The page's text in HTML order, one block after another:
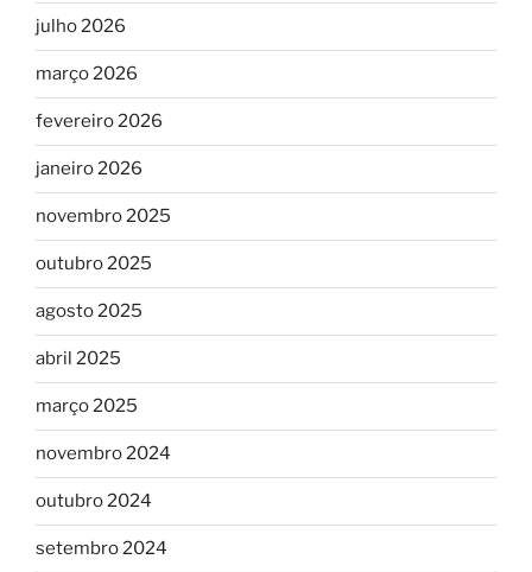
julho 2026
março 2026
fevereiro 2026
janeiro 2026
novembro 2025
outubro 2025
agosto 2025
abril 2025
março 2025
novembro 2024
outubro 2024
setembro 2024